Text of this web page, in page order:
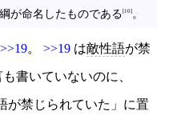
が命名したものである [10]。
>>19。 >>19 は敵性語が禁
書いていないのに、
が禁じられていた」に置